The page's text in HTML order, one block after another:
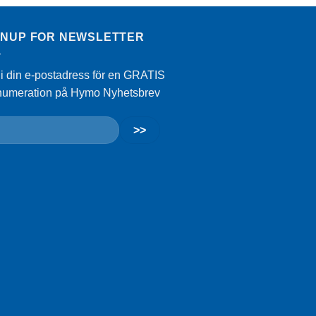
FOR NEWSLETTER
din e-postadress för en GRATIS
på Hymo Nyhetsbrev